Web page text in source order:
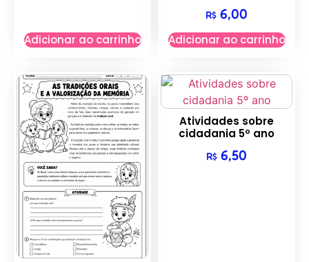
Adicionar ao carrinho
R$ 6,00
Adicionar ao carrinho
Atividades sobre
cidadania 5º ano
R$ 6,50